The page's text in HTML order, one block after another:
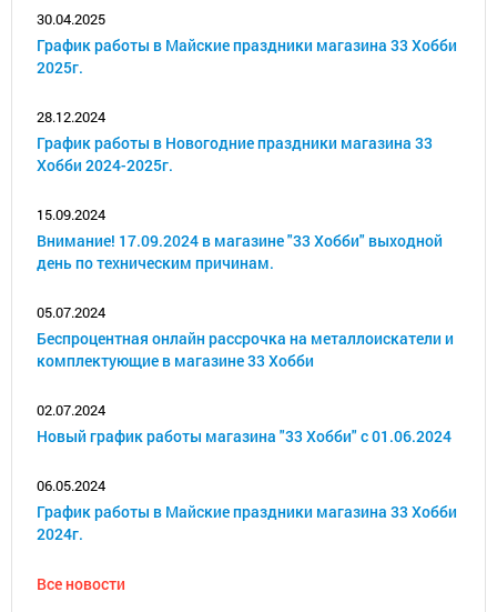
30.04.2025
График работы в Майские праздники магазина 33 Хобби
2025г.
28.12.2024
График работы в Новогодние праздники магазина 33
Хобби 2024-2025г.
15.09.2024
Внимание! 17.09.2024 в магазине "33 Хобби" выходной
день по техническим причинам.
05.07.2024
Беспроцентная онлайн рассрочка на металлоискатели и
комплектующие в магазине 33 Хобби
02.07.2024
Новый график работы магазина "33 Хобби" с 01.06.2024
06.05.2024
График работы в Майские праздники магазина 33 Хобби
2024г.
Все новости